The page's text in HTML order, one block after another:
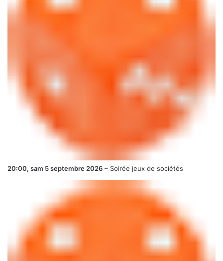
20:00, sam 5 septembre 2026 – Soirée jeux de sociétés